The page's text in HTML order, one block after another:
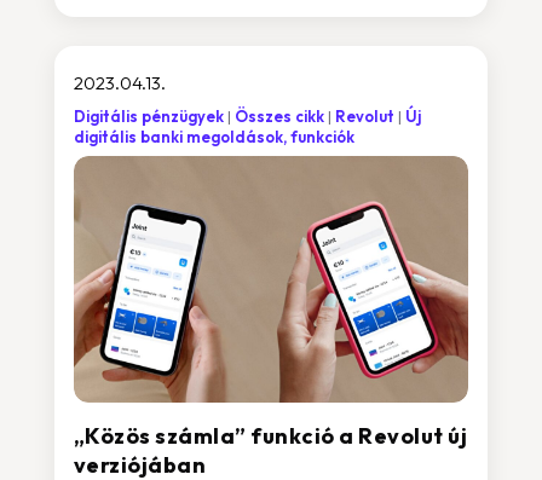
„Közös számla” funkció a Revolut új
verziójában
2023.04.13.
Digitális pénzügyek Összes cikk Revolut
Új
digitális banki megoldások, funkciók